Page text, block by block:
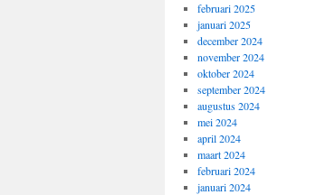
februari 2025
januari 2025
december 2024
november 2024
oktober 2024
september 2024
augustus 2024
mei 2024
april 2024
maart 2024
februari 2024
januari 2024